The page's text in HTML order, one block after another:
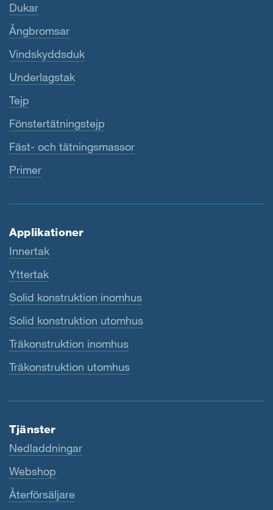
Dukar
Ångbromsar
Vindskyddsduk
Underlagstak
Tejp
Fönstertätningstejp
Fäst- och tätningsmassor
Primer
Applikationer
Innertak
Yttertak
Solid konstruktion inomhus
Solid konstruktion utomhus
Träkonstruktion inomhus
Träkonstruktion utomhus
Tjänster
Nedladdningar
Webshop
Återförsäljare